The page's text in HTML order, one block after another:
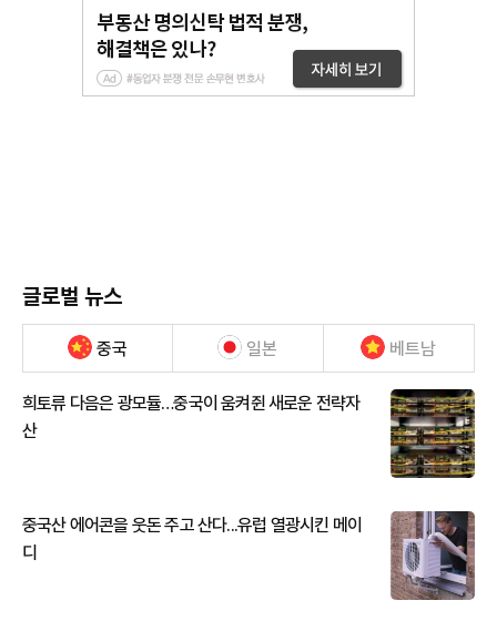
글로벌 뉴스
중국 일본 베트남
희토류 다음은 광모듈…중국이 움켜쥔 새로운 전략자
산
중국산 에어콘을 웃돈 주고 산다...유럽 열광시킨 메이
디